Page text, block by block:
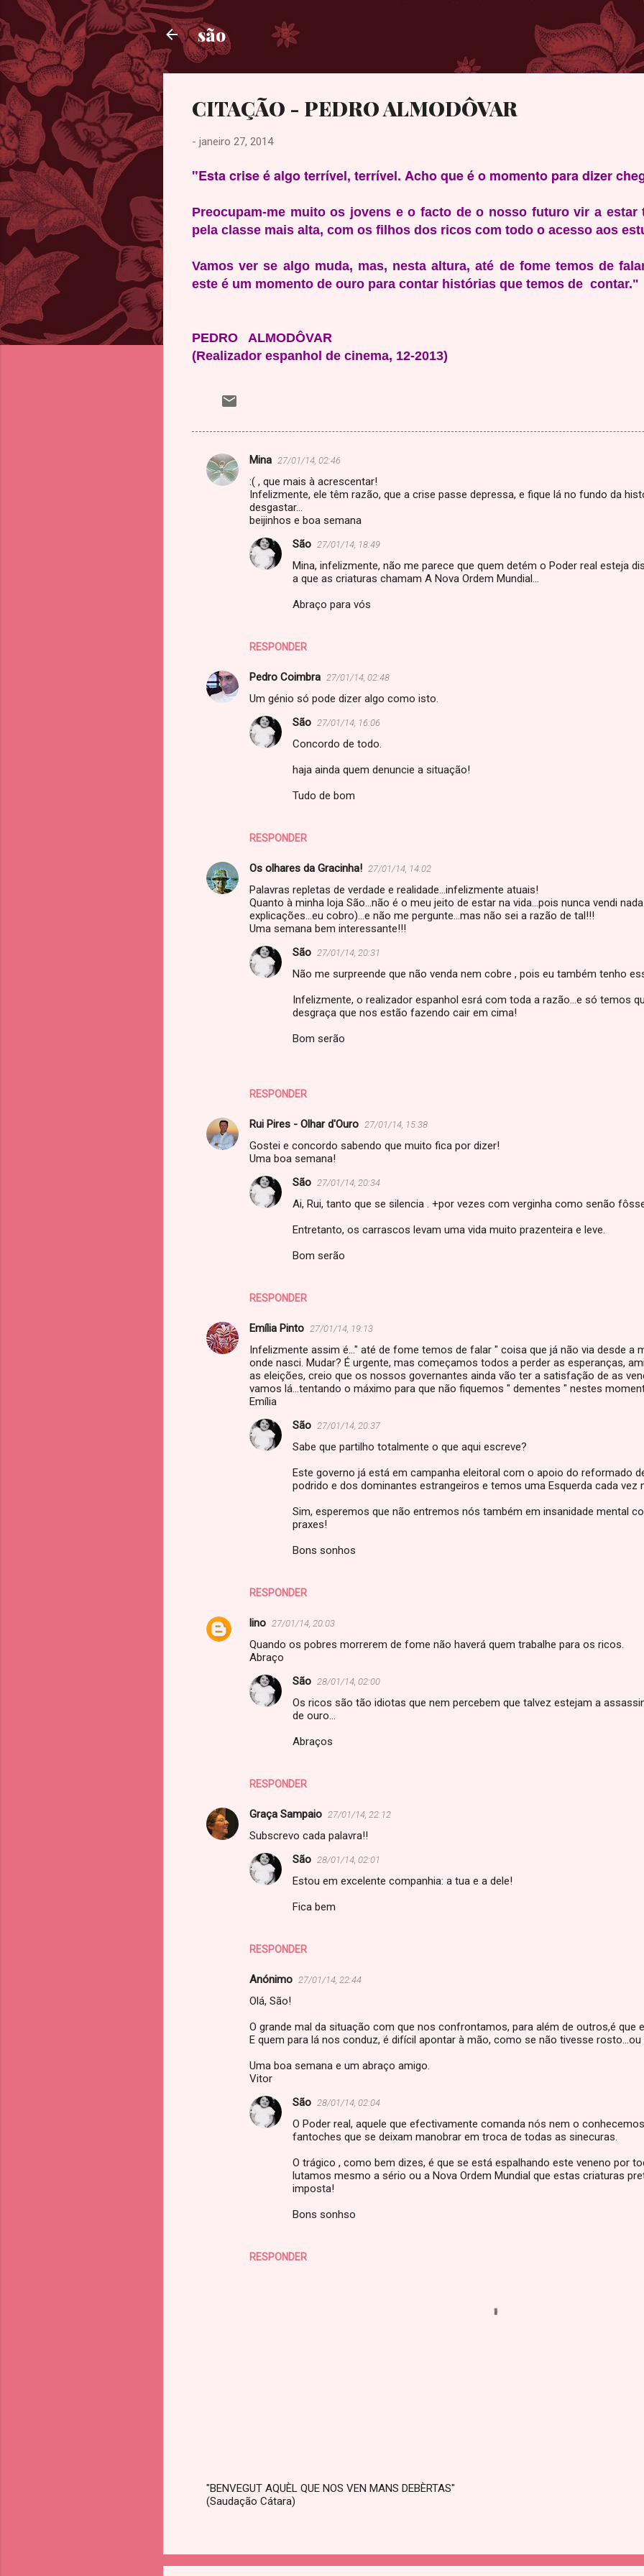
são
CITAÇÃO - PEDRO ALMODÔVAR
- janeiro 27, 2014
"Esta crise é algo terrível, terrível. Acho que é o momento para dizer
Preocupam-me muito os jovens e o facto de o nosso futuro vir a estar
pela classe mais alta, com os filhos dos ricos com todo o acesso aos
Vamos ver se algo muda, mas, nesta altura, até de fome temos de
este é um momento de ouro para contar histórias que temos de contar."
PEDRO ALMODÔVAR
(Realizador espanhol de cinema, 12-2013)
C
Mina 27/01/14, 02:46
:( , que mais à acrescentar!
Infelizmente, ele têm razão, que a crise passe depressa, e fique lá no fundo da
desgastar...
beijinhos e boa semana
RESPONDER
São 27/01/14, 18:49
Mina, infelizmente, não me parece que quem detém o Poder real esteja
a que as criaturas chamam A Nova Ordem Mundial...
Abraço para vós
Pedro Coimbra 27/01/14, 02:48
Um génio só pode dizer algo como isto.
RESPONDER
São 27/01/14, 16:06
Concordo de todo.
haja ainda quem denuncie a situação!
Tudo de bom
Os olhares da Gracinha! 27/01/14, 14:02
Palavras repletas de verdade e realidade...infelizmente atuais!
Quanto à minha loja São...não é o meu jeito de estar na vida...pois nunca vendi
explicações...eu cobro)...e não me pergunte...mas não sei a razão de tal!!!
Uma semana bem interessante!!!
RESPONDER
São 27/01/14, 20:31
Não me surpreende que não venda nem cobre , pois eu também tenho
Infelizmente, o realizador espanhol esrá com toda a razão...e só temos
desgraça que nos estão fazendo cair em cima!
Bom serão
Rui Pires - Olhar d'Ouro 27/01/14, 15:38
Gostei e concordo sabendo que muito fica por dizer!
Uma boa semana!
RESPONDER
São 27/01/14, 20:34
Ai, Rui, tanto que se silencia . +por vezes com verginha como senão
Entretanto, os carrascos levam uma vida muito prazenteira e leve.
Bom serão
Emília Pinto 27/01/14, 19:13
Infelizmente assim é..." até de fome temos de falar " coisa que já não via desde a
onde nasci. Mudar? É urgente, mas começamos todos a perder as esperanças,
as eleições, creio que os nossos governantes ainda vão ter a satisfação de as
vamos lá...tentando o máximo para que não fiquemos " dementes " nestes
Emília
RESPONDER
São 27/01/14, 20:37
Sabe que partilho totalmente o que aqui escreve?
Este governo já está em campanha eleitoral com o apoio do reformado
podrido e dos dominantes estrangeiros e temos uma Esquerda cada vez
Sim, esperemos que não entremos nós também em insanidade mental
praxes!
Bons sonhos
lino 27/01/14, 20:03
Quando os pobres morrerem de fome não haverá quem trabalhe para os ricos.
Abraço
RESPONDER
São 28/01/14, 02:00
Os ricos são tão idiotas que nem percebem que talvez estejam a
de ouro...
Abraços
Graça Sampaio 27/01/14, 22:12
Subscrevo cada palavra!!
RESPONDER
São 28/01/14, 02:01
Estou em excelente companhia: a tua e a dele!
Fica bem
Anónimo 27/01/14, 22:44
Olá, São!
O grande mal da situação com que nos confrontamos, para além de outros,é que
E quem para lá nos conduz, é difícil apontar à mão, como se não tivesse rosto...ou
Uma boa semana e um abraço amigo.
Vitor
RESPONDER
São 28/01/14, 02:04
O Poder real, aquele que efectivamente comanda nós nem o
fantoches que se deixam manobrar em troca de todas as sinecuras.
O trágico , como bem dizes, é que se está espalhando este veneno por
lutamos mesmo a sério ou a Nova Ordem Mundial que estas criaturas
imposta!
Bons sonhso
E
a
r
"BENVEGUT AQUÈL QUE NOS VEN MANS DEBÈRTAS"
(Saudação Cátara)